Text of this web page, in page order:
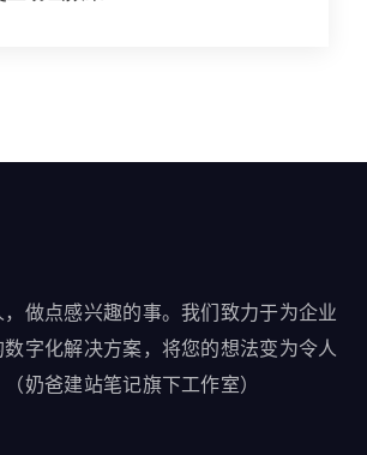
做点感兴趣的事。我们致力于为企业
字化解决方案，将您的想法变为令人
奶爸建站笔记旗下工作室）